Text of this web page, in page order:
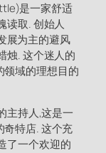
是一家舒适
读取. 创始人
展为主的避风
烛. 这个迷人的
领域的理想目的
主持人,这是一
特店. 这个充
了一个欢迎的